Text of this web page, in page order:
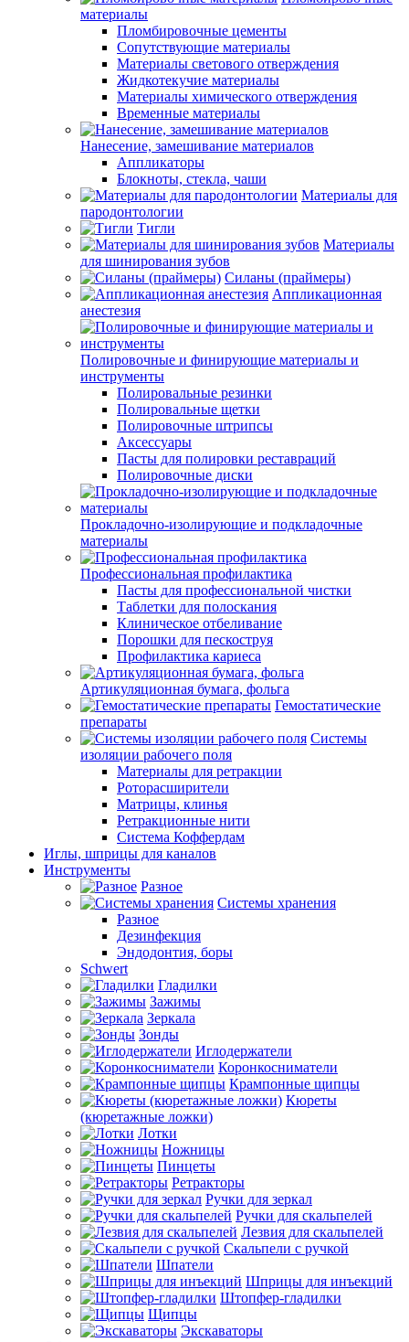
материалы
Пломбировочные цементы
Сопутствующие материалы
Материалы светового отверждения
Жидкотекучие материалы
Материалы химического отверждения
Временные материалы
Нанесение, замешивание материалов
Аппликаторы
Блокноты, стекла, чаши
Материалы для
пародонтологии
Тигли
Материалы
для шинирования зубов
Силаны (праймеры)
Аппликационная
анестезия
Полировочные и финирующие материалы и
инструменты
Полировальные резинки
Полировальные щетки
Полировочные штрипсы
Аксессуары
Пасты для полировки реставраций
Полировочные диски
Прокладочно-изолирующие и подкладочные
материалы
Профессиональная профилактика
Пасты для профессиональной чистки
Таблетки для полоскания
Клиническое отбеливание
Порошки для пескоструя
Профилактика кариеса
Артикуляционная бумага, фольга
Гемостатические
препараты
Системы
изоляции рабочего поля
Материалы для ретракции
Роторасширители
Матрицы, клинья
Ретракционные нити
Система Коффердам
Иглы, шприцы для каналов
Инструменты
Разное
Системы хранения
Разное
Дезинфекция
Эндодонтия, боры
Schwert
Гладилки
Зажимы
Зеркала
Зонды
Иглодержатели
Коронкосниматели
Крампонные щипцы
Кюреты
(кюретажные ложки)
Лотки
Ножницы
Пинцеты
Ретракторы
Ручки для зеркал
Ручки для скальпелей
Лезвия для скальпелей
Скальпели с ручкой
Шпатели
Шприцы для инъекций
Штопфер-гладилки
Щипцы
Экскаваторы